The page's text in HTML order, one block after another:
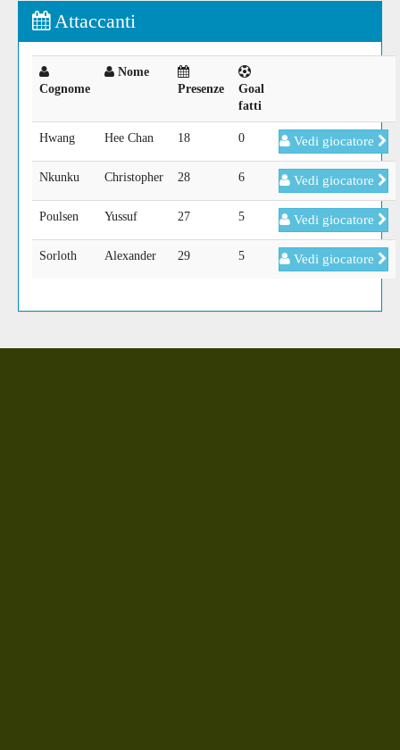
Attaccanti
Cognome
Nome
Presenze
Goal
fatti
Hwang Hee Chan 18 0 Vedi giocatore
Nkunku Christopher 28 6 Vedi giocatore
Poulsen Yussuf 27 5 Vedi giocatore
Sorloth Alexander 29 5 Vedi giocatore